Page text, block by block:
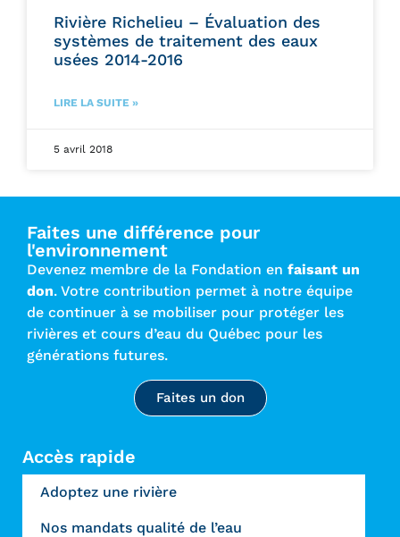
Rivière Richelieu – Évaluation des
systèmes de traitement des eaux
usées 2014-2016
LIRE LA SUITE »
5 avril 2018
Faites une différence pour
l'environnement
Devenez membre de la Fondation en faisant un
don. Votre contribution permet à notre équipe
de continuer à se mobiliser pour protéger les
rivières et cours d’eau du Québec pour les
générations futures.
Faites un don
Accès rapide
Adoptez une rivière
Nos mandats qualité de l’eau